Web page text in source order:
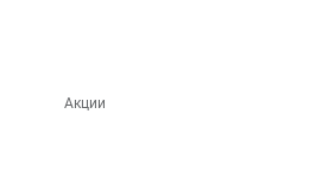
Акции